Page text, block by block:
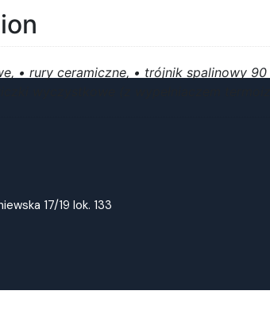
• rury ceramiczne, • trójnik spalinowy
17/19 lok. 133